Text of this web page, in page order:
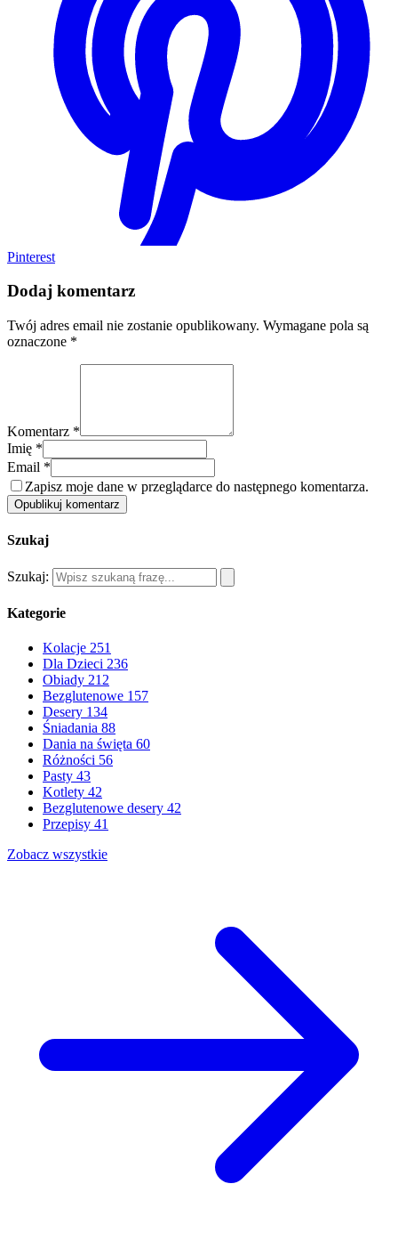
Pinterest
Dodaj komentarz
Twój adres email nie zostanie opublikowany. Wymagane pola są
oznaczone *
Komentarz *
Imię *
Email *
Zapisz moje dane w przeglądarce do następnego komentarza.
Opublikuj komentarz
Szukaj
Szukaj:
Kategorie
Kolacje 251
Dla Dzieci 236
Obiady 212
Bezglutenowe 157
Desery 134
Śniadania 88
Dania na święta 60
Różności 56
Pasty 43
Kotlety 42
Bezglutenowe desery 42
Przepisy 41
Zobacz wszystkie